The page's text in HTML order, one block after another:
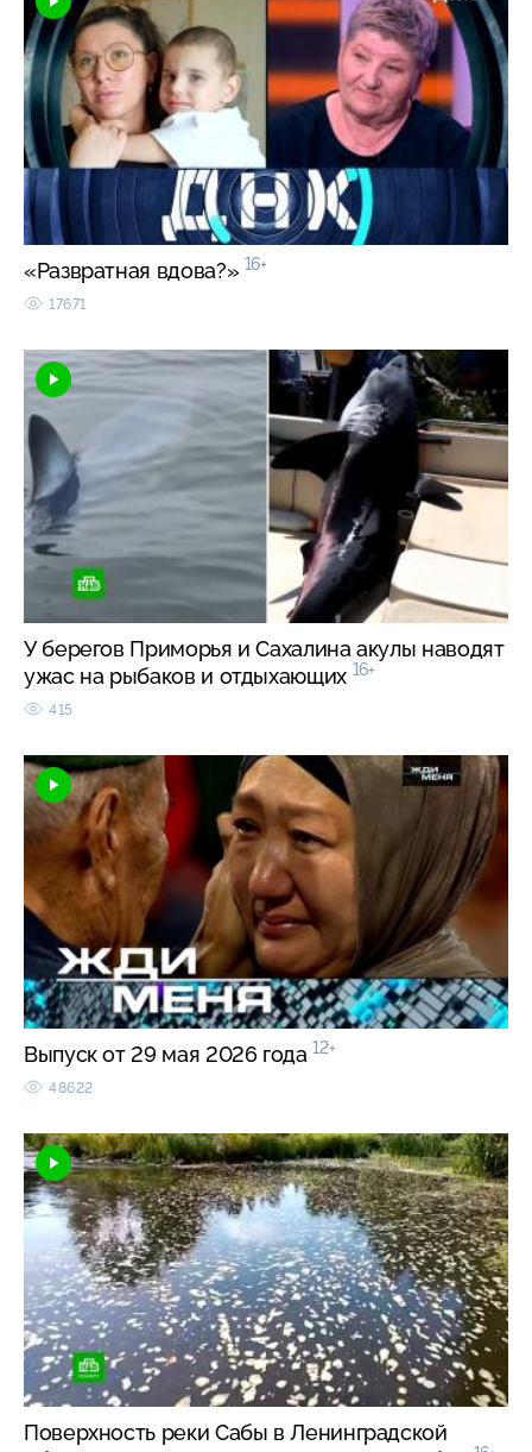
«Развратная вдова?» 16+
17671
У берегов Приморья и Сахалина акулы наводят
ужас на рыбаков и отдыхающих 16+
415
Выпуск от 29 мая 2026 года 12+
48622
Поверхность реки Сабы в Ленинградской